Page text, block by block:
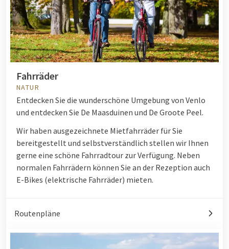
Fahrräder
NATUR
Entdecken Sie die wunderschöne Umgebung von Venlo
und entdecken Sie De Maasduinen und De Groote Peel.
Wir haben ausgezeichnete Mietfahrräder für Sie
bereitgestellt und selbstverständlich stellen wir Ihnen
gerne eine schöne Fahrradtour zur Verfügung. Neben
normalen Fahrrädern können Sie an der Rezeption auch
E-Bikes (elektrische Fahrräder) mieten.
Routenpläne